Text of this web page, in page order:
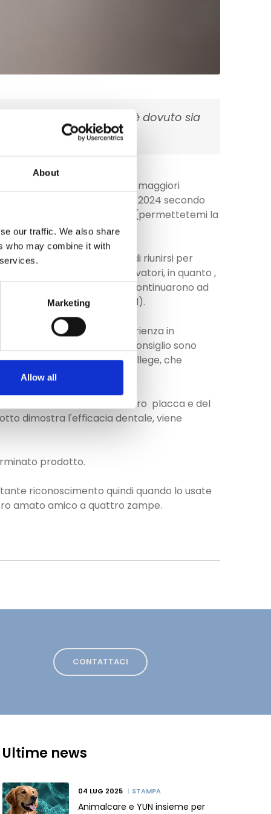
About
our traffic. We also share
who may combine it with
Marketing
Allow all
da gigante. Questo è dovuto sia
Questo è dovuto sia alle maggiori
Il termine proprietario nel 2024 secondo
cavallo gallina asino ecc… (permettetemi la
Statunitense decise di riunirsi per
e del gatto. Degli innovatori, in quanto ,
pionieri della materia continuarono ad
Oral Health Council).
odontoiatri con esperienza in
di voto. I membri del Consiglio sono
Veterinary Dental College, che
verificarne l’efficacia contro placca e del
dimostra l'efficacia dentale, viene
prodotto.
riconoscimento quindi quando lo usate
amato amico a quattro zampe.
CONTATTACI
Ultime news
04 LUG 2025 STAMPA
Animalcare e YUN insieme per